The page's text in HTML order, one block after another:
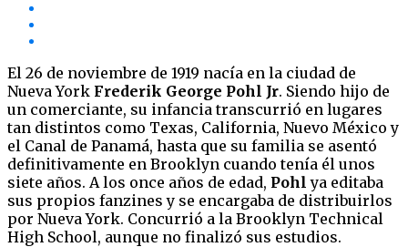
El 26 de noviembre de 1919 nacía en la ciudad de
Nueva York Frederik George Pohl Jr. Siendo hijo de
un comerciante, su infancia transcurrió en lugares
tan distintos como Texas, California, Nuevo México y
el Canal de Panamá, hasta que su familia se asentó
definitivamente en Brooklyn cuando tenía él unos
siete años. A los once años de edad, Pohl ya editaba
sus propios fanzines y se encargaba de distribuirlos
por Nueva York. Concurrió a la Brooklyn Technical
High School, aunque no finalizó sus estudios.